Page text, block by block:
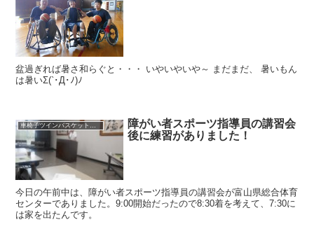
盆過ぎれば暑さ和らぐと・・・ いやいやいや～ まだまだ、 暑いもん
は暑いΣ(`･Д･ﾉ)ﾉ
車椅子ツインバスケット練習
障がい者スポーツ指導員の講習会
後に練習がありました！
今日の午前中は、障がい者スポーツ指導員の講習会が富山県総合体育
センターでありました。9:00開始だったので8:30着を考えて、7:30に
は家を出たんです。